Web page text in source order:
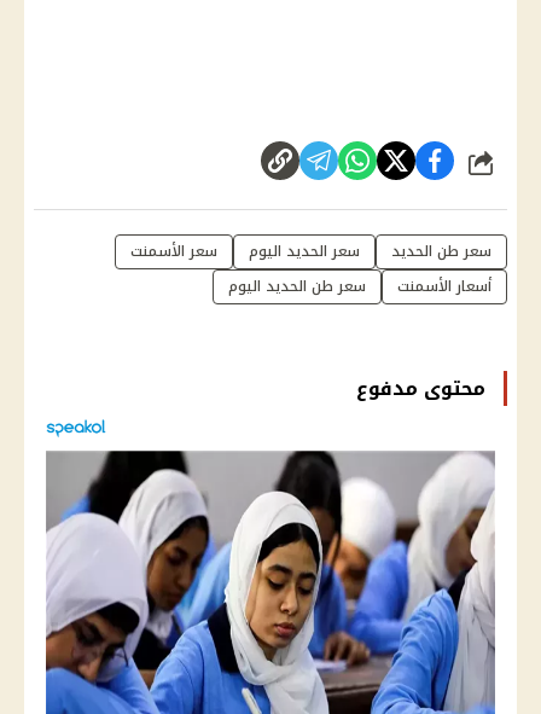
شارك
سعر طن الحديد سعر الحديد اليوم
سعر الأسمنت
أسعار الأسمنت
سعر طن الحديد اليوم
محتوى مدفوع